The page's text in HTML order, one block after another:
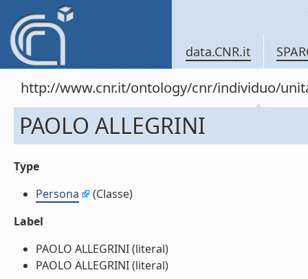
data.CNR.it
http://www.cnr.it/ontology/cnr/individuo/
PAOLO ALLEGRINI
Type
Persona
(Classe)
Label
PAOLO ALLEGRINI (literal)
PAOLO ALLEGRINI (literal)